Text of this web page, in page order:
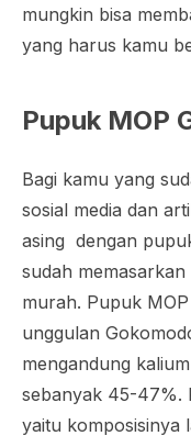
mungkin bisa
yang harus kamu
Pupuk MOP
Bagi kamu yang
sosial media dan
asing dengan
sudah
murah. Pupuk
unggulan
mengandung
sebanyak 45-47%.
yaitu komposisinya